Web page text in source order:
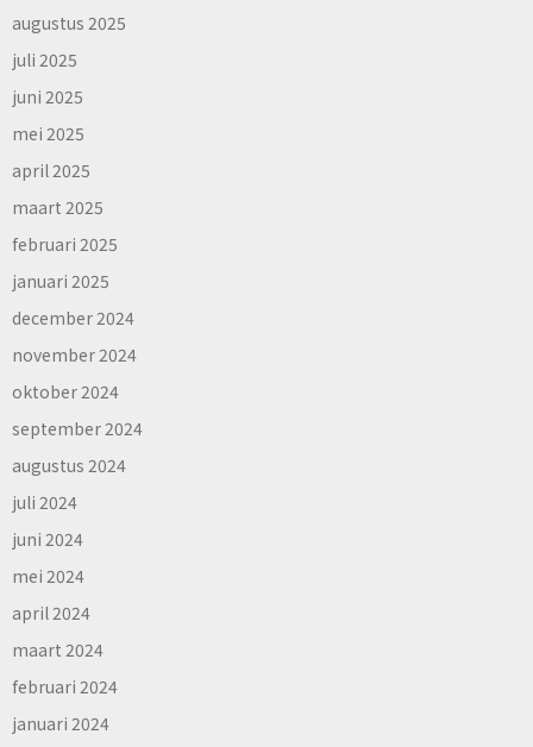
augustus 2025
juli 2025
juni 2025
mei 2025
april 2025
maart 2025
februari 2025
januari 2025
december 2024
november 2024
oktober 2024
september 2024
augustus 2024
juli 2024
juni 2024
mei 2024
april 2024
maart 2024
februari 2024
januari 2024